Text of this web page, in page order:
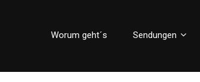
Worum geht´s Sendungen